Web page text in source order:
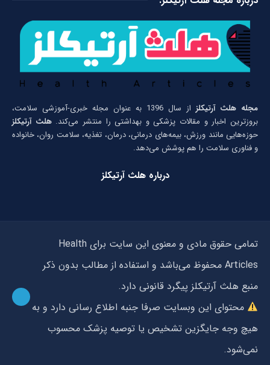
مجله هلث آرتیکلز
از سال 1396 به عنوان مجله خبری-آموزشی سلامت،
بروزترین اخبار و مقالات پزشکی و بهداشتی را منتشر می‌کند.هلث آرتیکلز
حوزه‌هایی مانند ورزش، بیمه‌های درمانی، درمان، تغذیه، سلامت روان، خانواده
و فناوری سلامت را هم پوشش می‌دهد.
درباره هلث آرتیکلز
تمامی حقوق مادی و معنوی این سایت برای Health
Articles محفوظ می‌باشد و استفاده از مطالب بدون ذکر
منبع هلث آرتیکلز پیگرد قانونی دارد.
محتوای این وبسایت صرفا جنبه اطلاع رسانی دارد و به
هیچ وجه جایگزین تشخیص یا توصیه پزشک محسوب
نمی‌شود.